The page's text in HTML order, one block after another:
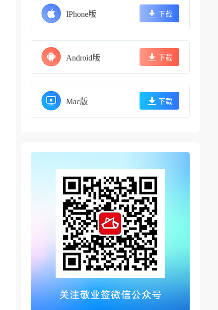
IPhone版 下载
Android版 下载
Mac版 下载